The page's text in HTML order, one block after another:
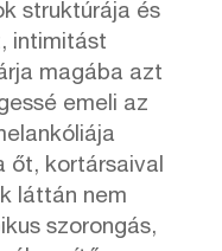
struktúrája és
intimitást
magába azt
emeli az
őt, kortársaival
láttán nem
szorongás,